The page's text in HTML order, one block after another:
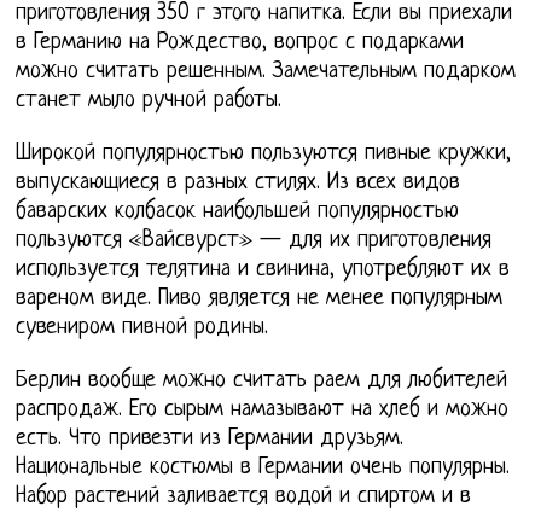
приготовления 350 г этого напитка. Если вы приехали
в Германию на Рождество, вопрос с подарками
можно считать решенным. Замечательным подарком
станет мыло ручной работы.
Широкой популярностью пользуются пивные кружки,
выпускающиеся в разных стилях. Из всех видов
баварских колбасок наибольшей популярностью
пользуются «Вайсвурст» — для их приготовления
используется телятина и свинина, употребляют их в
вареном виде. Пиво является не менее популярным
сувениром пивной родины.
Берлин вообще можно считать раем для любителей
распродаж. Его сырым намазывают на хлеб и можно
есть. Что привезти из Германии друзьям.
Национальные костюмы в Германии очень популярны.
Набор растений заливается водой и спиртом и в